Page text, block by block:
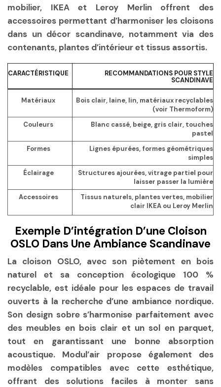
mobilier, IKEA et Leroy Merlin offrent des
accessoires permettant d’harmoniser les cloisons
dans un décor scandinave, notamment via des
contenants, plantes d’intérieur et tissus assortis.
CARACTÉRISTIQUE
RECOMMANDATIONS POUR STYLE
SCANDINAVE
Matériaux
Bois clair, laine, lin, matériaux recyclables
(voir Thermoform)
Couleurs
Blanc cassé, beige, gris clair, touches
pastel
Formes
Lignes épurées, formes géométriques
simples
Éclairage
Structures ajourées, vitrage partiel pour
laisser passer la lumière
Accessoires
Tissus naturels, plantes vertes, mobilier
clair IKEA ou Leroy Merlin
Exemple D’intégration D’une Cloison
OSLO Dans Une Ambiance Scandinave
La cloison OSLO, avec son piètement en bois
naturel et sa conception écologique 100 %
recyclable, est idéale pour les espaces de travail
ouverts à la recherche d’une ambiance nordique.
Son design sobre s’harmonise parfaitement avec
des meubles en bois clair et un sol en parquet,
tout en garantissant une bonne absorption
acoustique. Modul’air propose également des
modèles compatibles avec cette esthétique,
offrant des solutions faciles à monter sans